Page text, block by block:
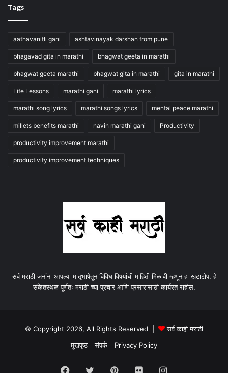
Tags
aathavanitli gani ashtavinayak darshan from pune
bhagavad gita in marathi bhagwat geeta in marathi
bhagwat geeta marathi bhagwat gita in marathi gita in marathi
Life Lessons marathi gani marathi lyrics
marathi song lyrics marathi songs lyrics mental peace marathi
millets benefits marathi navin marathi gani Productivity
productivity improvement marathi
productivity improvement techniques
सर्व मराठी जनांना आपल्या मातृभाषेतून विविध विषयांची माहिती मिळावी म्हणून हा खटाटोप. हे
संकेतस्थळ पूर्णतः मराठी च्या प्रचार आणि प्रसारासाठी कार्यरत राहील.
© Copyright 2026, All Rights Reserved |
सर्व काही मराठी
मुखपृष्ठ
संपर्क Privacy Policy
Facebook
TwitterPinterestFlickrInstagram